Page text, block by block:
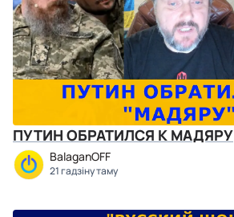
ПУТИН ОБРАТИЛСЯ К МАДЯРУ
BalaganOFF
21 гадзіну таму